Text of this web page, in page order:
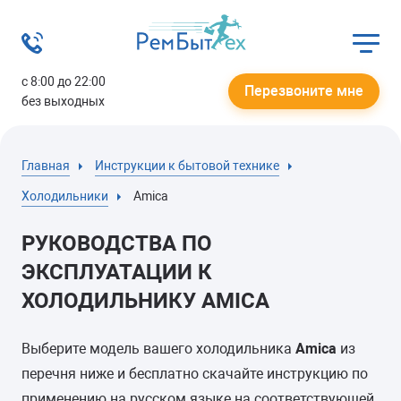
с 8:00 до 22:00
без выходных
Перезвоните мне
Главная Инструкции к бытовой технике
Холодильники Amica
РУКОВОДСТВА ПО
ЭКСПЛУАТАЦИИ К
ХОЛОДИЛЬНИКУ AMICA
Выберите модель вашего холодильника Amica из
перечня ниже и бесплатно скачайте инструкцию по